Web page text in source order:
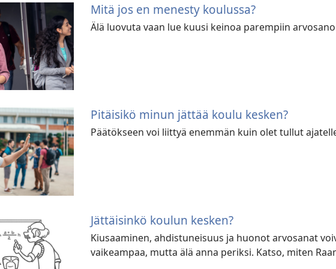
Mitä jos en menesty koulussa?
Älä luovuta vaan lue kuusi keinoa parempiin
Pitäisikö minun jättää koulu kesken?
Päätökseen voi liittyä enemmän kuin olet tullut
Jättäisinkö koulun kesken?
Kiusaaminen, ahdistuneisuus ja huonot arvosanat
vaikeampaa, mutta älä anna periksi. Katso, miten